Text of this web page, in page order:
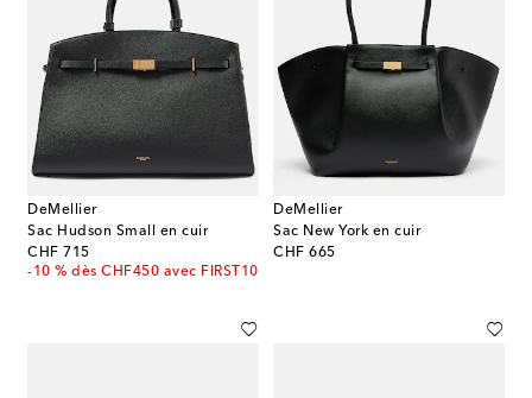
DeMellier
Sac Hudson Small en cuir
CHF 715
original price
-10 % dès CHF450 avec FIRST10
DeMellier
Sac New York en cuir
CHF 665
original price